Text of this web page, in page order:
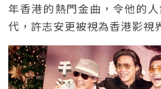
年香港的熱門金曲，令他的
代，許志安更被視為香港影視